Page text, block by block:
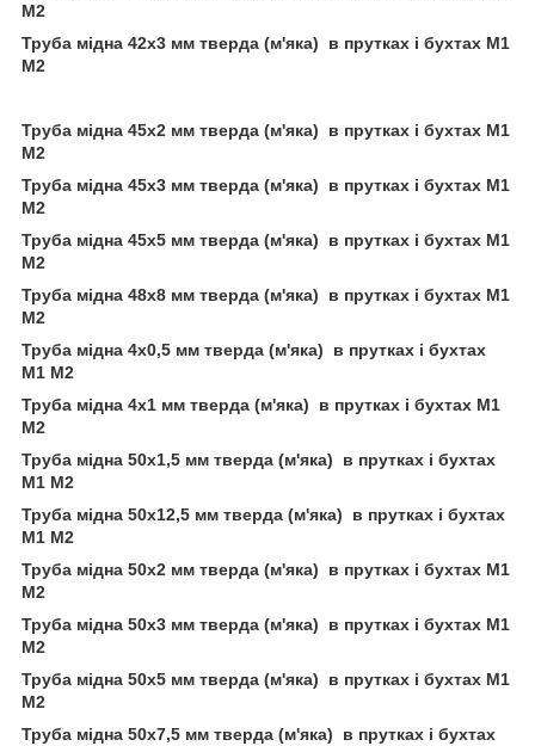
М2
Труба мідна 42х3 мм тверда (м'яка) в прутках і бухтах М1
М2
Труба мідна 45х2 мм тверда (м'яка) в прутках і бухтах М1
М2
Труба мідна 45х3 мм тверда (м'яка) в прутках і бухтах М1
М2
Труба мідна 45х5 мм тверда (м'яка) в прутках і бухтах М1
М2
Труба мідна 48х8 мм тверда (м'яка) в прутках і бухтах М1
М2
Труба мідна 4х0,5 мм тверда (м'яка) в прутках і бухтах
М1 М2
Труба мідна 4х1 мм тверда (м'яка) в прутках і бухтах М1
М2
Труба мідна 50х1,5 мм тверда (м'яка) в прутках і бухтах
М1 М2
Труба мідна 50х12,5 мм тверда (м'яка) в прутках і бухтах
М1 М2
Труба мідна 50х2 мм тверда (м'яка) в прутках і бухтах М1
М2
Труба мідна 50х3 мм тверда (м'яка) в прутках і бухтах М1
М2
Труба мідна 50х5 мм тверда (м'яка) в прутках і бухтах М1
М2
Труба мідна 50х7,5 мм тверда (м'яка) в прутках і бухтах